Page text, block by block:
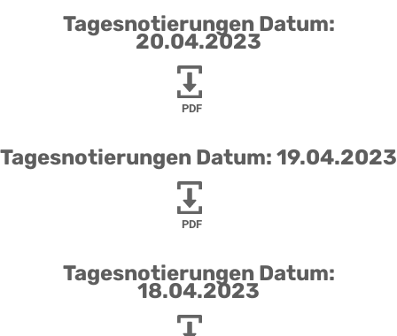
Tagesnotierungen Datum:
20.04.2023
PDF
Tagesnotierungen Datum: 19.04.2023
PDF
Tagesnotierungen Datum:
18.04.2023